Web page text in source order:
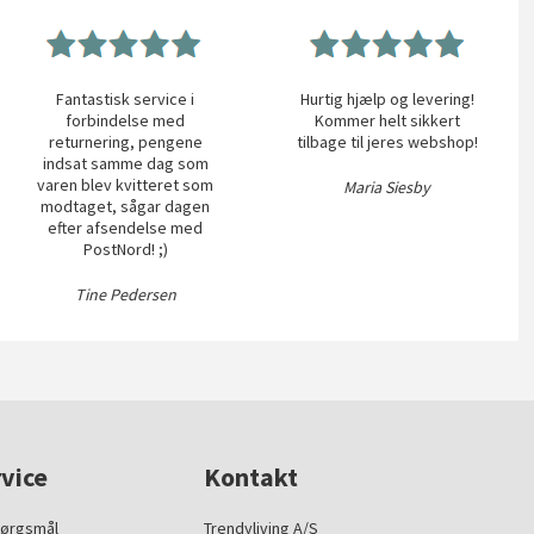
Fantastisk service i
forbindelse med
returnering, pengene
indsat samme dag som
varen blev kvitteret som
modtaget, sågar dagen
efter afsendelse med
PostNord! ;)
Tine Pedersen
Hurtig hjælp og levering!
Kommer helt sikkert
tilbage til jeres webshop!
Maria Siesby
Kontakt
Trendyliving A/S